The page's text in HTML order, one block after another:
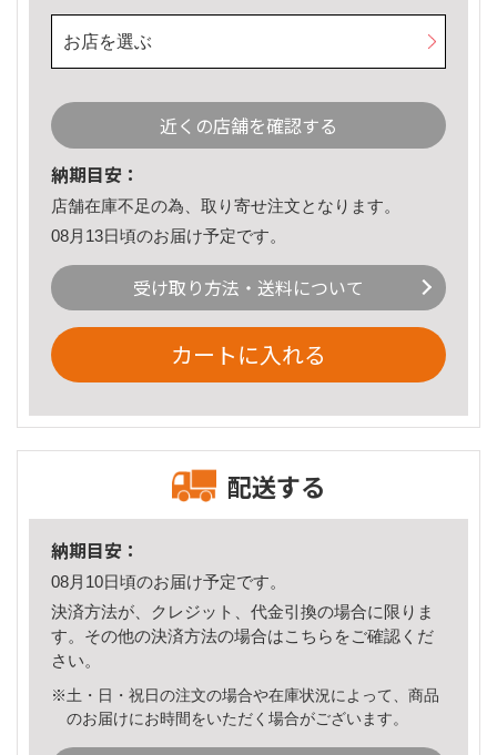
お店を選ぶ
近くの店舗を確認する
納期目安：
店舗在庫不足の為、取り寄せ注文となります。
08月13日頃のお届け予定です。
受け取り方法・送料について
カートに入れる
配送する
納期目安：
08月10日頃のお届け予定です。
決済方法が、クレジット、代金引換の場合に限りま
す。その他の決済方法の場合はこちら をご確認くだ
さい。
※土・日・祝日の注文の場合や在庫状況によって、商品
のお届けにお時間をいただく場合がございます。